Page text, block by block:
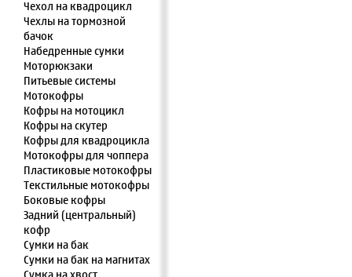
Чехол на квадроцикл
Чехлы на тормозной
бачок
Набедренные сумки
Моторюкзаки
Питьевые системы
Мотокофры
Кофры на мотоцикл
Кофры на скутер
Кофры для квадроцикла
Мотокофры для чоппера
Пластиковые мотокофры
Текстильные мотокофры
Боковые кофры
Задний (центральный)
кофр
Сумки на бак
Сумки на бак на магнитах